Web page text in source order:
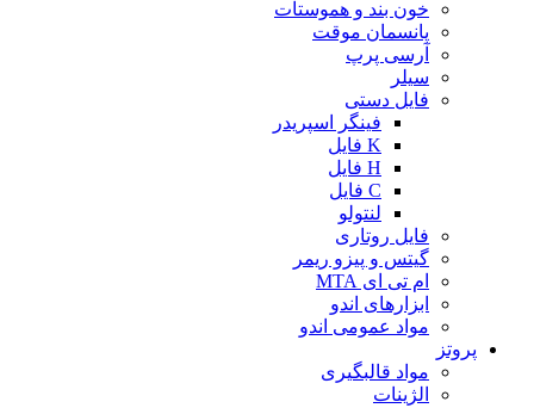
خون بند و هموستات
پانسمان موقت
آرسی پرپ
سیلر
فایل دستی
فینگر اسپریدر
K فایل
H فایل
C فایل
لنتولو
فایل روتاری
گیتس و پیزو ریمر
ام تی ای MTA
ابزارهای اندو
مواد عمومی اندو
پروتز
مواد قالبگیری
الژینات